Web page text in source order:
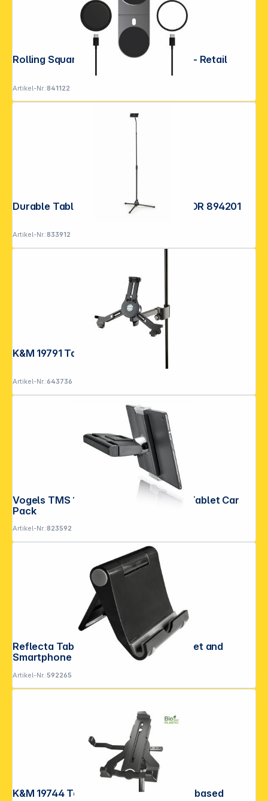
Rolling Square EDGE Pro Full Kit Grey - Retail
Artikel-Nr.:841122
Durable Tablet Halterung TWIST FLOOR 894201
Artikel-Nr.:833912
K&M 19791 Tablet-PC-Halter schwarz
Artikel-Nr.:643736
Vogels TMS 1020 RingO Universeller Tablet Car
Pack
Artikel-Nr.:823592
Reflecta Tabula Travel Universal Tablet and
Smartphone Stand
Artikel-Nr.:592265
K&M 19744 Tablet-PC-Stativhalter Biobased